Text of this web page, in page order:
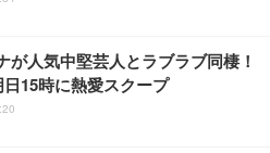
が人気中堅芸人とラブラブ同棲！
日15時に熱愛スクープ